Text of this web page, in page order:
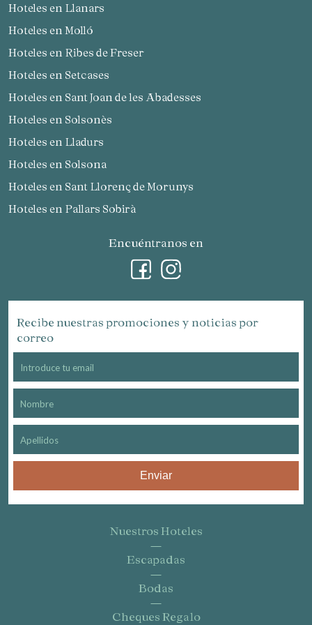
Hoteles en Llanars
Hoteles en Molló
Hoteles en Ribes de Freser
Hoteles en Setcases
Hoteles en Sant Joan de les Abadesses
Hoteles en Solsonès
Hoteles en Lladurs
Hoteles en Solsona
Hoteles en Sant Llorenç de Morunys
Hoteles en Pallars Sobirà
Encuéntranos en
Recibe nuestras promociones y noticias por
correo
Enviar
Nuestros Hoteles
Escapadas
Bodas
Cheques Regalo